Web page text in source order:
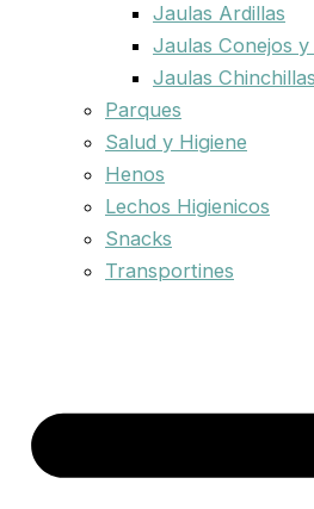
Jaulas Ardillas
Jaulas Conejos
Jaulas Chinchillas
Parques
Salud y Higiene
Henos
Lechos Higienicos
Snacks
Transportines